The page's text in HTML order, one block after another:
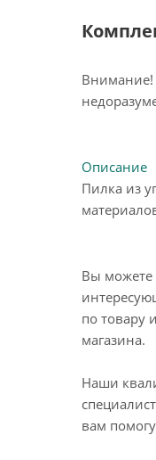
Внимание!
Описание
Пилка из
Вы можете
по товару
магазина.
Наши
вам